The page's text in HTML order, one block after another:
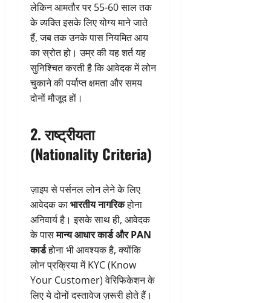
लेकिन आमतौर पर 55-60 साल तक
के व्यक्ति इसके लिए योग्य माने जाते
हैं, जब तक उनके पास नियमित आय
का स्रोत हो। उम्र की यह शर्त यह
सुनिश्चित करती है कि आवेदक में लोन
चुकाने की पर्याप्त क्षमता और समय
दोनों मौजूद हों।
2.राष्ट्रीयता
(Nationality Criteria)
ज़ाइप से पर्सनल लोन लेने के लिए
आवेदक काभारतीय नागरिकहोना
अनिवार्य है। इसके साथ ही, आवेदक
के पासमान्य आधार कार्ड और PAN
कार्डहोना भी आवश्यक है, क्योंकि
लोन प्रक्रिया में KYC (Know
Your Customer) वेरिफिकेशन के
लिए ये दोनों दस्तावेज ज़रूरी होते हैं।